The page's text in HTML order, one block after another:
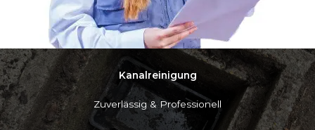
Kanalreinigung
Zuverlässig & Professionell